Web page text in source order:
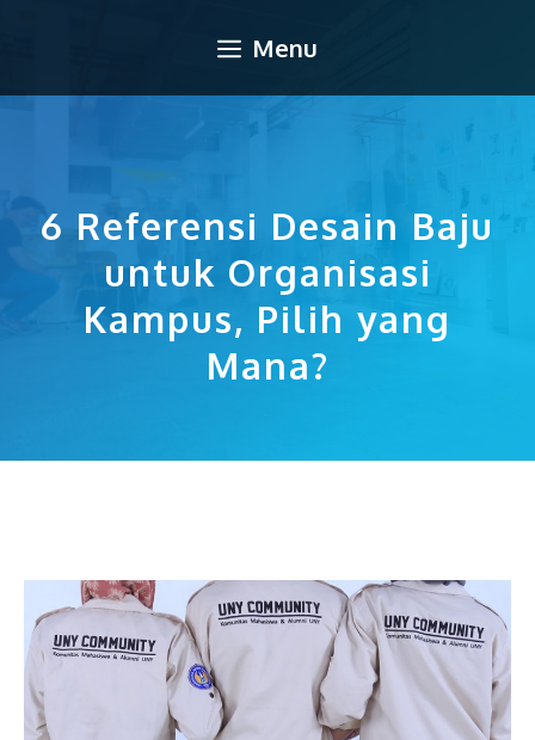
Menu
6 Referensi Desain Baju
untuk Organisasi
Kampus, Pilih yang
Mana?